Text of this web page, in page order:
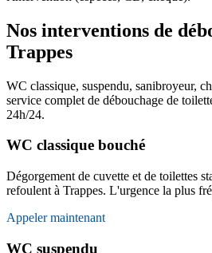
Nos interventions de
Trappes
WC classique, suspendu, sanibroyeur,
service complet de débouchage de
24h/24.
WC classique bouché
Dégorgement de cuvette et de toilettes
refoulent à Trappes. L'urgence la plus
Appeler maintenant
WC suspendu